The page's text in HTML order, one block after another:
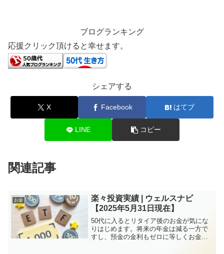
ブログランキング
応援クリック頂けると幸せます。
シェアする
X Facebook はてブ
LINE コピー
関連記事
お金
楽々投資実績 | ウェルスナビ
【2025年5月31日現在】
50代に入るとリタイア後のお金が気にな
りはじめます。将来の年金は減る一方で
すし、預金の金利もゼロに等しくお金を